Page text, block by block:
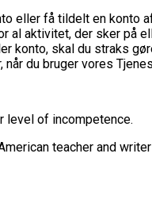
eller få tildelt en konto
al aktivitet, der sker på
konto, skal du straks
du bruger vores
level of incompetence.
teacher and writer